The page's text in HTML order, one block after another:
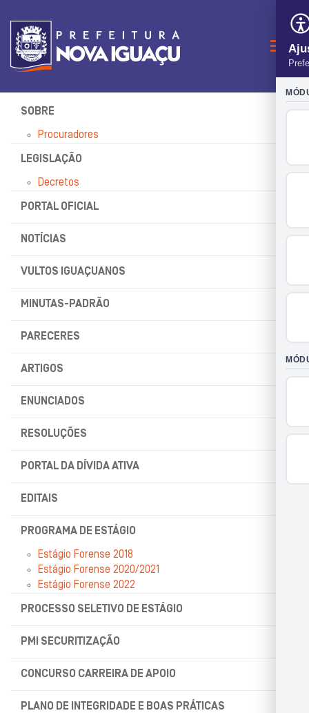
SOBRE
Procuradores
LEGISLAÇÃO
Decretos
PORTAL OFICIAL
NOTÍCIAS
VULTOS IGUAÇUANOS
MINUTAS-PADRÃO
PARECERES
ARTIGOS
ENUNCIADOS
RESOLUÇÕES
PORTAL DA DÍVIDA ATIVA
EDITAIS
PROGRAMA DE ESTÁGIO
Estágio Forense 2018
Estágio Forense 2020/2021
Estágio Forense 2022
PROCESSO SELETIVO DE ESTÁGIO
PMI SECURITIZAÇÃO
CONCURSO CARREIRA DE APOIO
PLANO DE INTEGRIDADE E BOAS PRÁTICAS